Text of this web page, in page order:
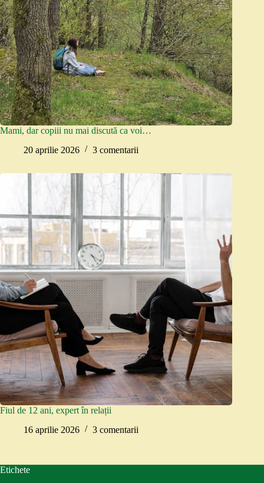
Mami, dar copiii nu mai discută ca voi…
20 aprilie 2026
3 comentarii
Fiul de 12 ani, expert în relații
16 aprilie 2026
3 comentarii
Etichete